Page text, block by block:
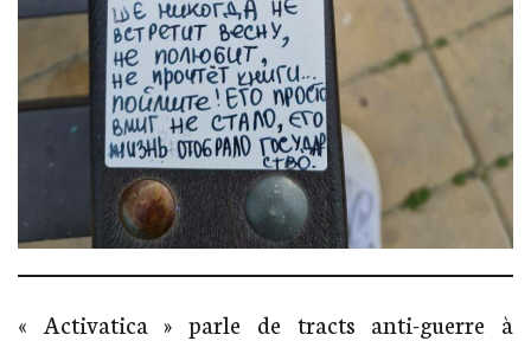
« Activatica » parle de tracts anti-guerre à